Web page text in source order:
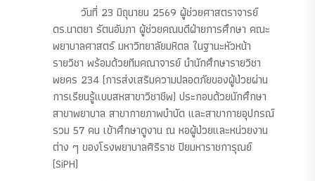
วันที่ 23 มิถุนายน 2569 ผู้ช่วยศาสตราจารย์
ดร.นาตยา รัตนอัมภา ผู้ช่วยคณบดีฝ่ายการศึกษา คณะ
พยาบาลศาสตร์ มหาวิทยาลัยมหิดล ในฐานะหัวหน้า
รายวิชา พร้อมด้วยทีมคณาจารย์ นำนักศึกษารายวิชา
พยคร 234 (การส่งเสริมความปลอดภัยของผู้ป่วยผ่าน
การเรียนรู้แบบสหสาขาวิชาชีพ) ประกอบด้วยนักศึกษา
สาขาพยาบาล สาขากายภาพบำบัด และสาขากายอุปกรณ์
รวม 57 คน เข้าศึกษาดูงาน ณ หอผู้ป่วยและหน่วยงาน
ต่าง ๆ ของโรงพยาบาลศิริราช ปิยมหาราชการุณย์
(SiPH)